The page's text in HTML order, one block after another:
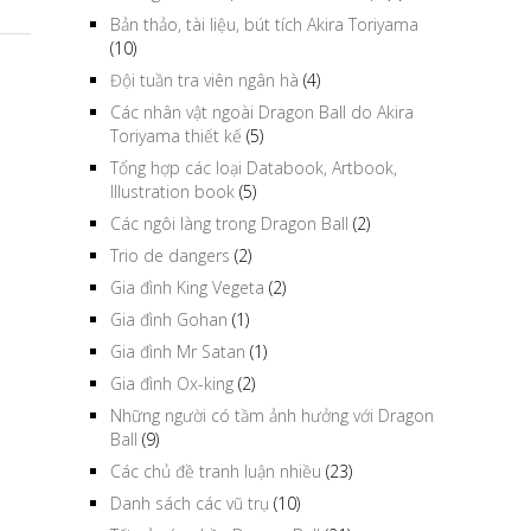
Bản thảo, tài liệu, bút tích Akira Toriyama
(10)
Đội tuần tra viên ngân hà (4)
Các nhân vật ngoài Dragon Ball do Akira
Toriyama thiết kế (5)
Tổng hợp các loại Databook, Artbook,
Illustration book (5)
Các ngôi làng trong Dragon Ball (2)
Trio de dangers (2)
Gia đình King Vegeta (2)
Gia đình Gohan (1)
Gia đình Mr Satan (1)
Gia đình Ox-king (2)
Những người có tầm ảnh hưởng với Dragon
Ball (9)
Các chủ đề tranh luận nhiều (23)
Danh sách các vũ trụ (10)